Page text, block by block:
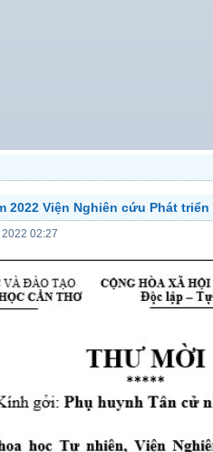
2022 Viện Nghiên cứu Phát triển
02:27